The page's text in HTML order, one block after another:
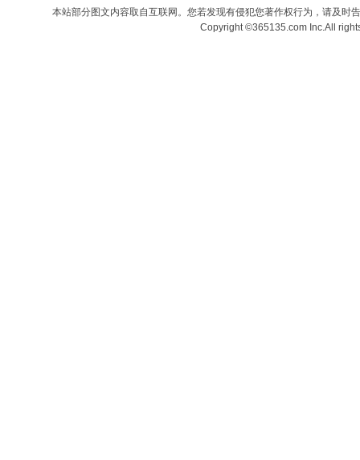
本站部分图文内容取自互联网。您若发现有侵犯您著作权行为，请及时
Copyright ©365135.com Inc.All